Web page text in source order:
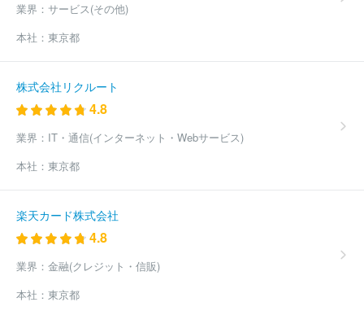
業界： サービス(その他)
本社： 東京都
株式会社リクルート
4.8
業界： IT・通信(インターネット・Webサービス)
本社： 東京都
楽天カード株式会社
4.8
業界： 金融(クレジット・信販)
本社： 東京都